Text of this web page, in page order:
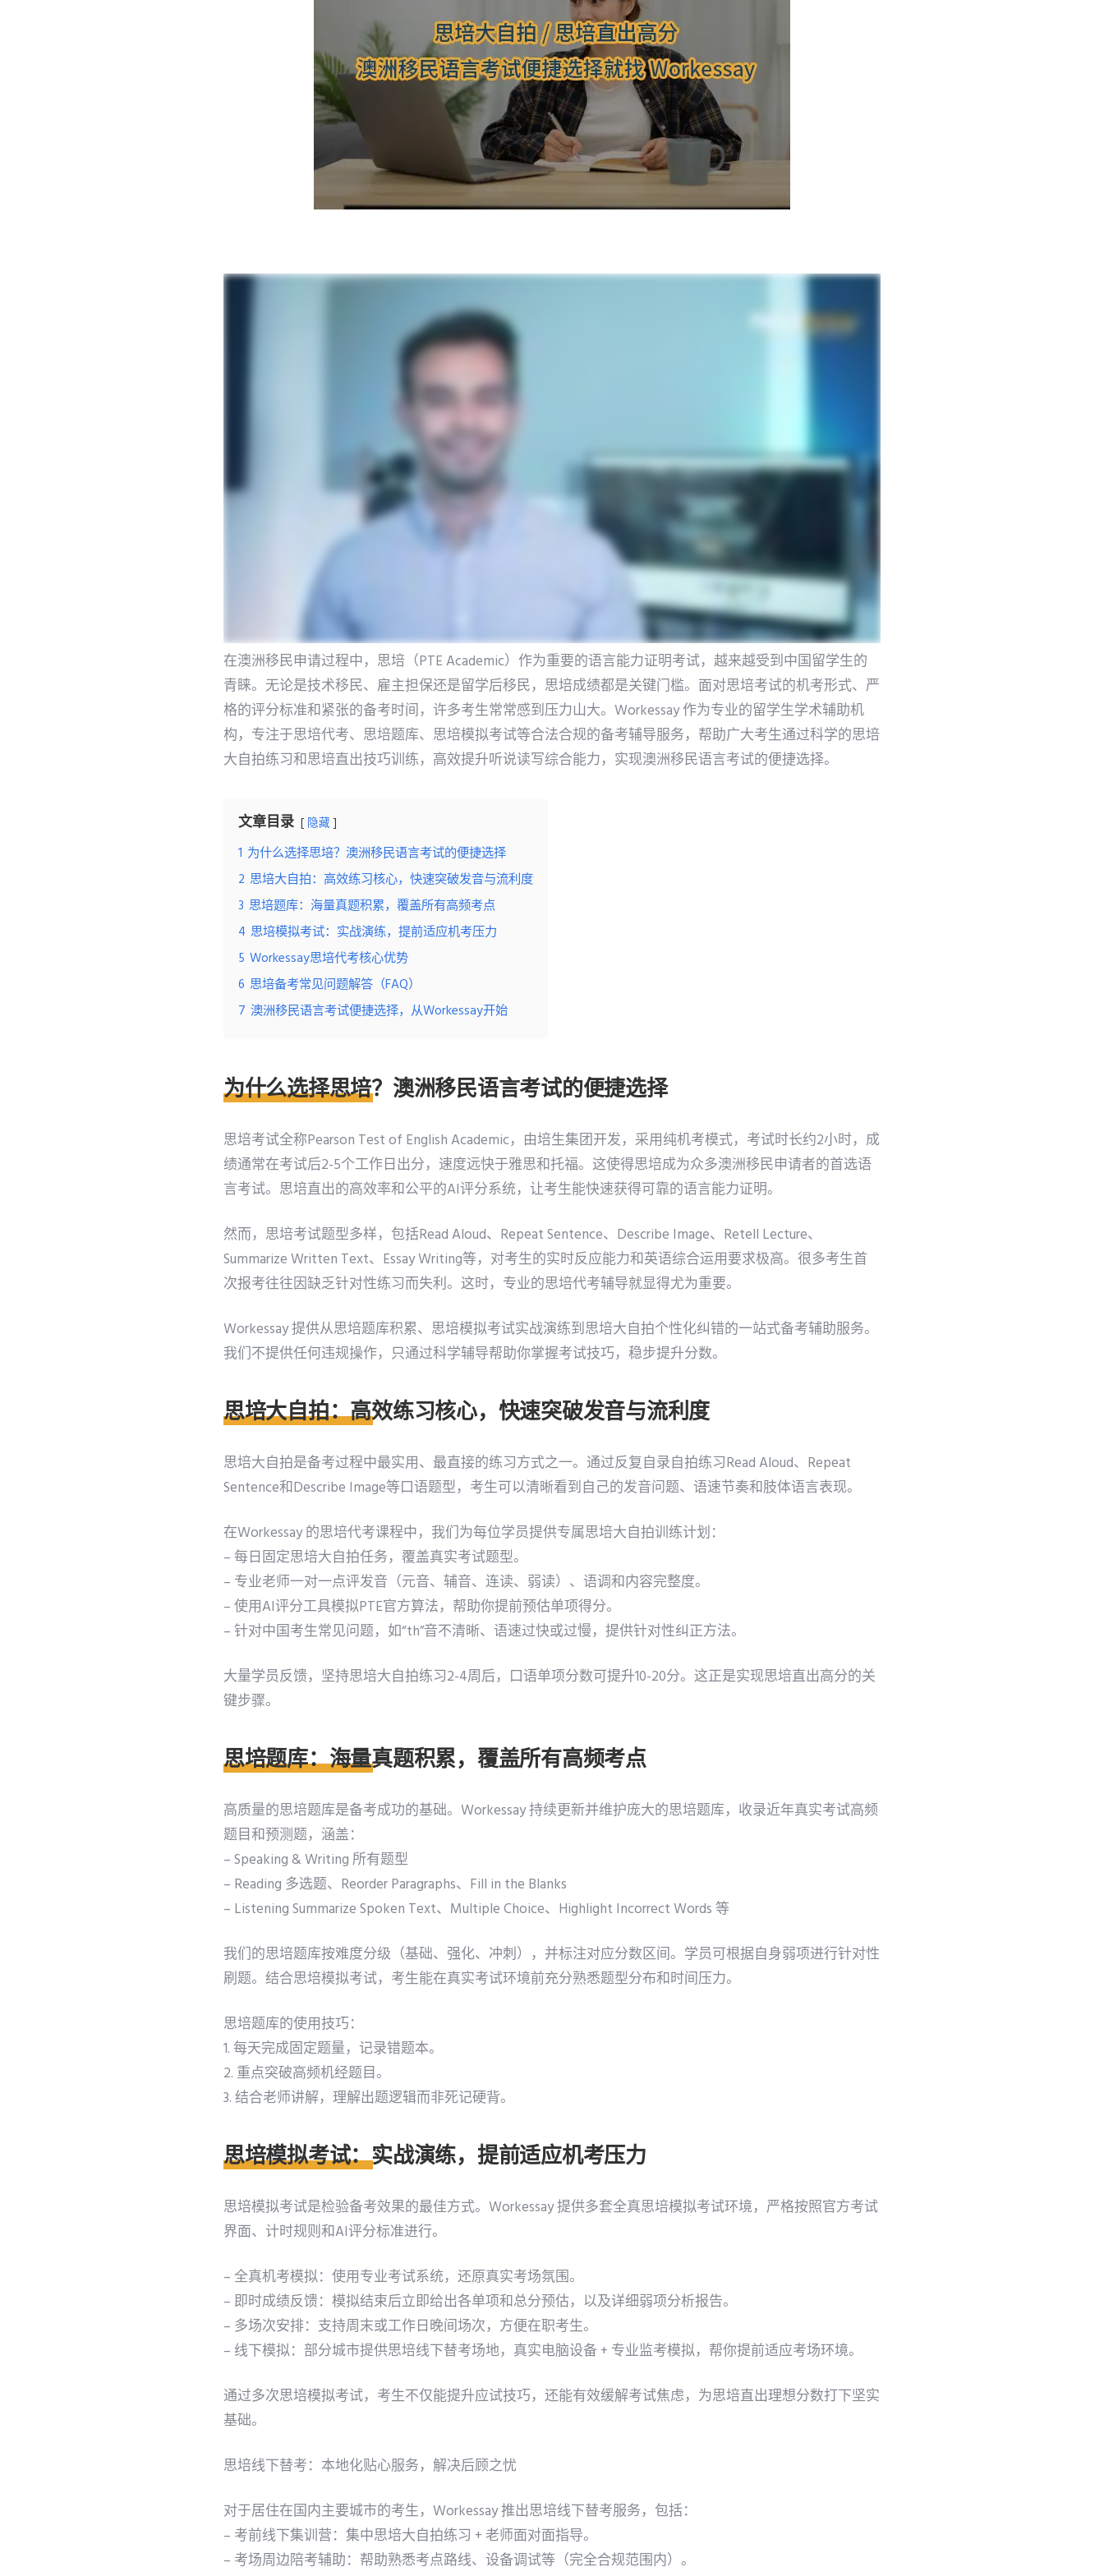
在澳洲移民申请过程中，思培（PTE Academic）作为重要的语言能力证明考试，越来越受到中国留学生的
青睐。无论是技术移民、雇主担保还是留学后移民，思培成绩都是关键门槛。面对思培考试的机考形式、严
格的评分标准和紧张的备考时间，许多考生常常感到压力山大。Workessay 作为专业的留学生学术辅助机
构，专注于思培代考、思培题库、思培模拟考试等合法合规的备考辅导服务，帮助广大考生通过科学的思培
大自拍练习和思培直出技巧训练，高效提升听说读写综合能力，实现澳洲移民语言考试的便捷选择。
文章目录 隐藏
1 为什么选择思培？澳洲移民语言考试的便捷选择
2 思培大自拍：高效练习核心，快速突破发音与流利度
3 思培题库：海量真题积累，覆盖所有高频考点
4 思培模拟考试：实战演练，提前适应机考压力
5 Workessay思培代考核心优势
6 思培备考常见问题解答（FAQ）
7 澳洲移民语言考试便捷选择，从Workessay开始
为什么选择思培？澳洲移民语言考试的便捷选择
思培考试全称Pearson Test of English Academic，由培生集团开发，采用纯机考模式，考试时长约2小时，成
绩通常在考试后2-5个工作日出分，速度远快于雅思和托福。这使得思培成为众多澳洲移民申请者的首选语
言考试。思培直出的高效率和公平的AI评分系统，让考生能快速获得可靠的语言能力证明。
然而，思培考试题型多样，包括Read Aloud、Repeat Sentence、Describe Image、Retell Lecture、
Summarize Written Text、Essay Writing等，对考生的实时反应能力和英语综合运用要求极高。很多考生首
次报考往往因缺乏针对性练习而失利。这时，专业的思培代考辅导就显得尤为重要。
Workessay 提供从思培题库积累、思培模拟考试实战演练到思培大自拍个性化纠错的一站式备考辅助服务。
我们不提供任何违规操作，只通过科学辅导帮助你掌握考试技巧，稳步提升分数。
思培大自拍：高效练习核心，快速突破发音与流利度
思培大自拍是备考过程中最实用、最直接的练习方式之一。通过反复自录自拍练习Read Aloud、Repeat
Sentence和Describe Image等口语题型，考生可以清晰看到自己的发音问题、语速节奏和肢体语言表现。
在Workessay 的思培代考课程中，我们为每位学员提供专属思培大自拍训练计划：
– 每日固定思培大自拍任务，覆盖真实考试题型。
– 专业老师一对一点评发音（元音、辅音、连读、弱读）、语调和内容完整度。
– 使用AI评分工具模拟PTE官方算法，帮助你提前预估单项得分。
– 针对中国考生常见问题，如“th”音不清晰、语速过快或过慢，提供针对性纠正方法。
大量学员反馈，坚持思培大自拍练习2-4周后，口语单项分数可提升10-20分。这正是实现思培直出高分的关
键步骤。
思培题库：海量真题积累，覆盖所有高频考点
高质量的思培题库是备考成功的基础。Workessay 持续更新并维护庞大的思培题库，收录近年真实考试高频
题目和预测题，涵盖：
– Speaking & Writing 所有题型
– Reading 多选题、Reorder Paragraphs、Fill in the Blanks
– Listening Summarize Spoken Text、Multiple Choice、Highlight Incorrect Words 等
我们的思培题库按难度分级（基础、强化、冲刺），并标注对应分数区间。学员可根据自身弱项进行针对性
刷题。结合思培模拟考试，考生能在真实考试环境前充分熟悉题型分布和时间压力。
思培题库的使用技巧：
1. 每天完成固定题量，记录错题本。
2. 重点突破高频机经题目。
3. 结合老师讲解，理解出题逻辑而非死记硬背。
思培模拟考试：实战演练，提前适应机考压力
思培模拟考试是检验备考效果的最佳方式。Workessay 提供多套全真思培模拟考试环境，严格按照官方考试
界面、计时规则和AI评分标准进行。
– 全真机考模拟：使用专业考试系统，还原真实考场氛围。
– 即时成绩反馈：模拟结束后立即给出各单项和总分预估，以及详细弱项分析报告。
– 多场次安排：支持周末或工作日晚间场次，方便在职考生。
– 线下模拟：部分城市提供思培线下替考场地，真实电脑设备 + 专业监考模拟，帮你提前适应考场环境。
通过多次思培模拟考试，考生不仅能提升应试技巧，还能有效缓解考试焦虑，为思培直出理想分数打下坚实
基础。
思培线下替考：本地化贴心服务，解决后顾之忧
对于居住在国内主要城市的考生，Workessay 推出思培线下替考服务，包括：
– 考前线下集训营：集中思培大自拍练习 + 老师面对面指导。
– 考场周边陪考辅助：帮助熟悉考点路线、设备调试等（完全合规范围内）。